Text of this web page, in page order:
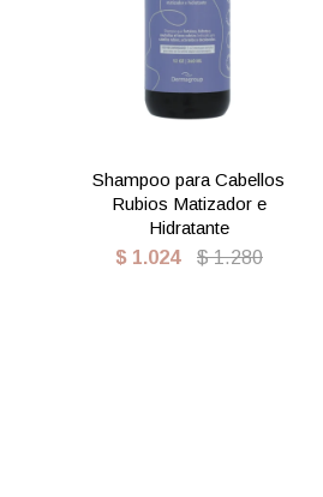
Shampoo para Cabellos
Rubios Matizador e
Hidratante
$ 1.024 $ 1.280